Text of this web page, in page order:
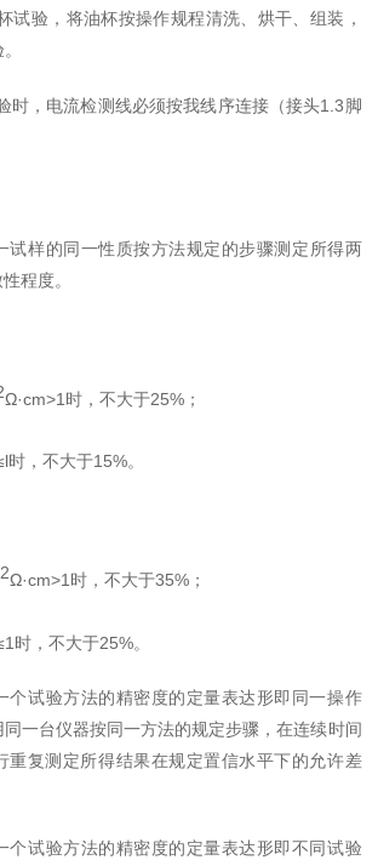
试验，将油杯按操作规程清洗、烘干、组装，
时，电流检测线必须按我线序连接（接头1.3脚
试样的同一性质按方法规定的步骤测定所得两
程度。
Ω·cm>1时，不大于25%；
时，不大于15%。
Ω·cm>1时，不大于35%；
1时，不大于25%。
个试验方法的精密度的定量表达形即同一操作
一台仪器按同一方法的规定步骤，在连续时间
重复测定所得结果在规定置信水平下的允许差
个试验方法的精密度的定量表达形即不同试验